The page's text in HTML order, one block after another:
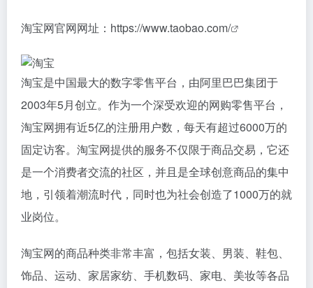
淘宝网官网网址： https://www.taobao.com/
淘宝是中国最大的数字零售平台，由阿里巴巴集团于
2003年5月创立。作为一个深受欢迎的网购零售平台，
淘宝网拥有近5亿的注册用户数，每天有超过6000万的
固定访客。淘宝网提供的服务不仅限于商品交易，它还
是一个消费者交流的社区，并且是全球创意商品的集中
地，引领着潮流时代，同时也为社会创造了1000万的就
业岗位。
淘宝网的商品种类非常丰富，包括女装、男装、鞋包、
饰品、运动、家居家纺、手机数码、家电、美妆等各品